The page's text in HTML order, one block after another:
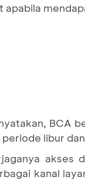
BCA
libur
akses
kanal